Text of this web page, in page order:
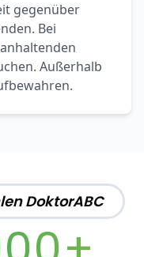
gegenüber
Bei
Außerhalb
DoktorABC